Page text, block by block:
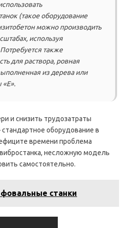
(такое оборудование
можно производить
используя
также
для раствора, ровная
из дерева или
«Е».
и снизить трудозатраты
оборудование в
времени проблема
несложную модель
самостоятельно.
станки